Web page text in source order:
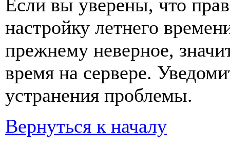
Если вы уверены, что
настройку летнего
прежнему неверное,
время на сервере.
устранения проблемы.
Вернуться к началу